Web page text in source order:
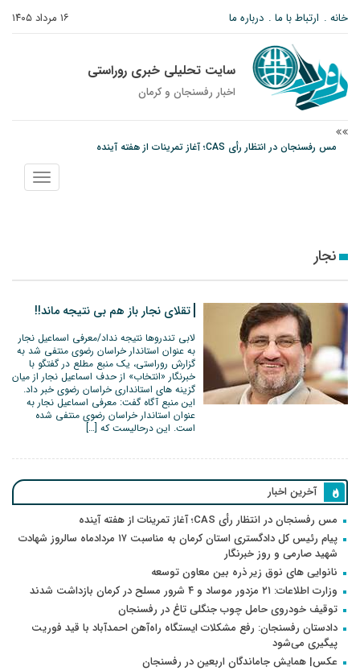
۱۶ مرداد ۱۴۰۵ خانه ارتباط با ما درباره ما
سایت تحلیلی خبری روراستی
اخبار رفسنجان و كرمان
مس رفسنجان در انتظار رأی CAS؛ آغاز تمرینات از هفته آینده
پیام رئیس کل دادگستری استان کرمان به مناسبت ۱۷ مردادماه سالروز شهادت شهید
نمایش
منو
نجار
تقلای نجار باز هم بی نتیجه ماند!!
لابی تندروها نتیجه نداد/معرفی اسماعیل نجار
به عنوان استاندار خراسان رضوی منتفی شد به
گزارش روراستی، یک منبع مطلع در گفتگو با
خبرنگار «انتخاب» از حدف اسماعیل نجار از میان
گزینه های استانداری خراسان رضوی خبر داد.
این منبع آگاه گفت: معرفی اسماعیل نجار به
عنوان استاندار خراسان رضوی منتفی شده
است. این درحالیست که […]
آخرین اخبار
مس رفسنجان در انتظار رأی CAS؛ آغاز تمرینات از هفته آینده
پیام رئیس کل دادگستری استان کرمان به مناسبت ۱۷ مردادماه سالروز شهادت
شهید صارمی و روز خبرنگار
نانوایی های نوق زیر ذره بین معاون توسعه
وزارت اطلاعات: ۲۱ مزدور موساد و ۴ شرور مسلح در کرمان بازداشت شدند
توقیف خودروی حامل چوب جنگلی تاغ در رفسنجان
دادستان رفسنجان: رفع مشکلات ایستگاه راه‌آهن احمدآباد با قید فوریت
پیگیری می‌شود
عکس| همایش جاماندگان اربعین در رفسنجان